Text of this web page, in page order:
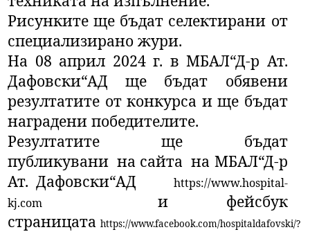
Рисунките ще бъдат селектирани от
специализирано жури.
На 08 април 2024 г. в МБАЛ“Д-р Ат.
Дафовски“АД ще бъдат обявени
резултатите от конкурса и ще бъдат
наградени победителите.
Резултатите ще бъдат
публикувани на сайта на МБАЛ“Д-р
Ат. Дафовски“АД
https://www.hospital-
kj.com
и фейсбук
страницатаhttps://www.facebook.com/hospitaldafovski/?